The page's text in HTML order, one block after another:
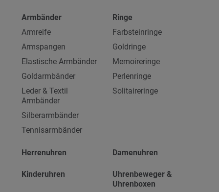
Armbänder
Armreife
Armspangen
Elastische Armbänder
Goldarmbänder
Leder & Textil
Armbänder
Silberarmbänder
Tennisarmbänder
Ringe
Farbsteinringe
Goldringe
Memoireringe
Perlenringe
Solitaireringe
Herrenuhren Damenuhren
Kinderuhren
Uhrenbeweger &
Uhrenboxen